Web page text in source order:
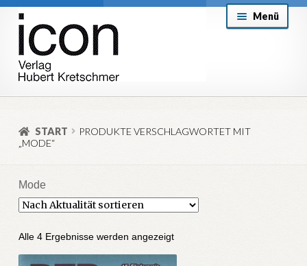
Zur
Navigation
springen
Zum
Inhalt
springen
Menü
About
Versand & Lieferung
Aktuell
START
PRODUKTE VERSCHLAGWORTET MIT
„MODE“
Mode
Alle 4 Ergebnisse werden angezeigtNach
sortiert